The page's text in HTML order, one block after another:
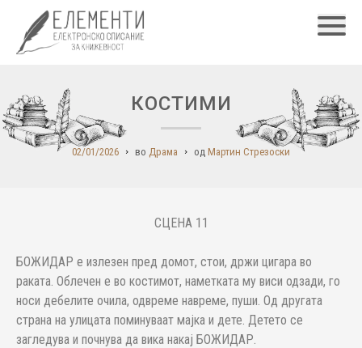
КОСТИМИ
02/01/2026 во Драма од Мартин Стрезоски
СЦЕНА 11
БОЖИДАР е излезен пред домот, стои, држи цигара во
раката. Облечен е во костимот, наметката му виси одзади, го
носи дебелите очила, одвреме навреме, пуши. Од другата
страна на улицата поминуваат мајка и дете. Детето се
загледува и почнува да вика накај БОЖИДАР.